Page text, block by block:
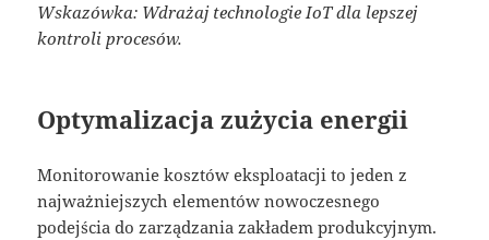
Wskazówka: Wdrażaj technologie IoT dla lepszej
kontroli procesów.
Optymalizacja zużycia energii
Monitorowanie kosztów eksploatacji to jeden z
najważniejszych elementów nowoczesnego
podejścia do zarządzania zakładem produkcyjnym.